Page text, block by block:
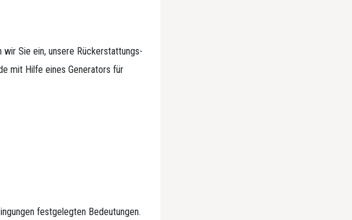
Sie ein, unsere Rückerstattungs-
mit Hilfe eines Generators für
festgelegten Bedeutungen.